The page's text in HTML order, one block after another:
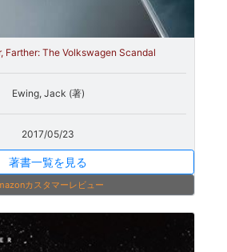
Farther: The Volkswagen Scandal
Ewing, Jack (著)
2017/05/23
著書一覧を見る
カスタマーレビュー